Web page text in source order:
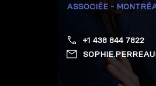
ASSOCIÉE -
+1 438 844 7822